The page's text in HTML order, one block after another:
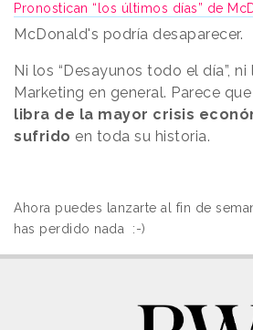
Pronostican “los últimos días” de
McDonald's podría desaparecer.
Ni los “Desayunos todo el día”,
Marketing en general. Parece
libra de la mayor crisis
sufrido en toda su historia.
Ahora puedes lanzarte al fin de
has perdido nada
:-)